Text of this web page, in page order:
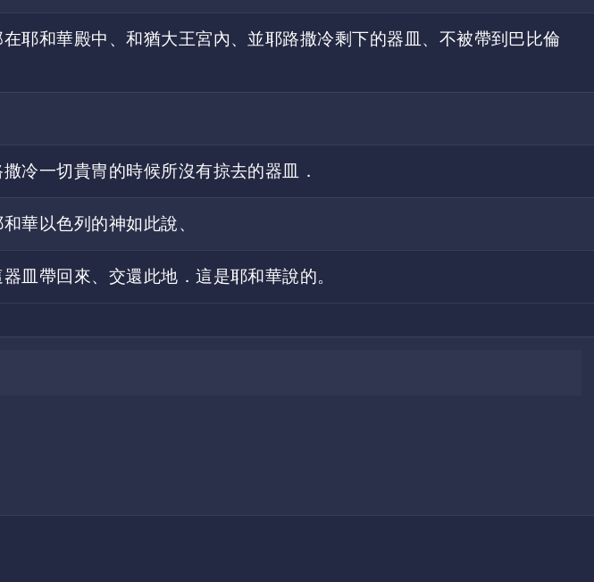
耶和華殿中、和猶大王宮內、並耶路撒冷剩下的器皿、不被帶到巴比倫
冷一切貴冑的時候所沒有掠去的器皿．
華以色列的神如此說、
皿帶回來、交還此地．這是耶和華說的。